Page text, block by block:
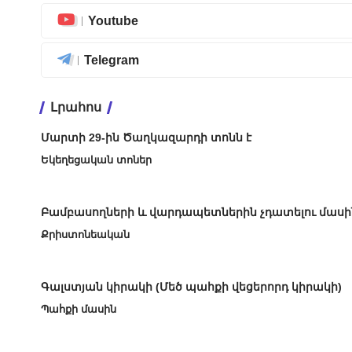
Youtube
Telegram
Լրահոս
Մարտի 29-ին Ծաղկազարդի տոնն է
Եկեղեցական տոներ
Բամբասողների և վարդապետներին չդատելու
Քրիստոնեական
Գալստյան կիրակի (Մեծ պահքի վեցերորդ կիրակի)
Պահքի մասին